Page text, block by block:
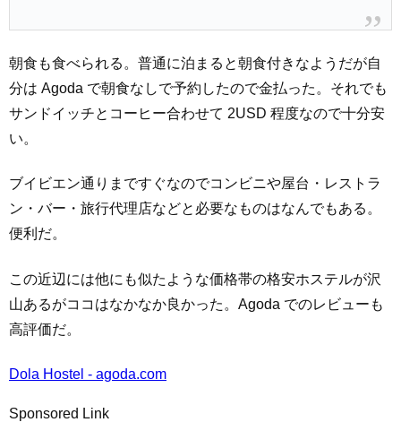
朝食も食べられる。普通に泊まると朝食付きなようだが自
分は Agoda で朝食なしで予約したので金払った。それでも
サンドイッチとコーヒー合わせて 2USD 程度なので十分安
い。
ブイビエン通りまですぐなのでコンビニや屋台・レストラ
ン・バー・旅行代理店などと必要なものはなんでもある。
便利だ。
この近辺には他にも似たような価格帯の格安ホステルが沢
山あるがココはなかなか良かった。Agoda でのレビューも
高評価だ。
Dola Hostel - agoda.com
Sponsored Link